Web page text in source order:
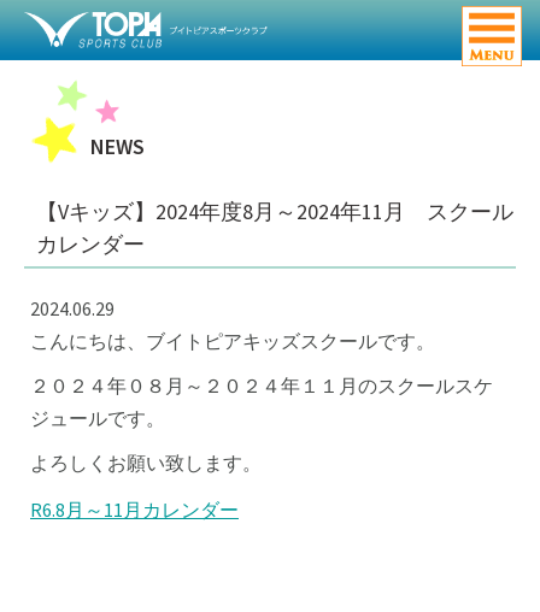
NEWS
【Vキッズ】2024年度8月～2024年11月 スクール
カレンダー
2024.06.29
こんにちは、ブイトピアキッズスクールです。
２０２４年０８月～２０２４年１１月のスクールスケ
ジュールです。
よろしくお願い致します。
R6.8月～11月カレンダー